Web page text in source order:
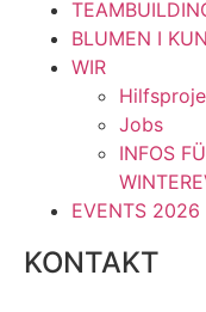
BLUMEN I
WIR
Jobs
INFOS
EVENTS 2026
KONTAKT